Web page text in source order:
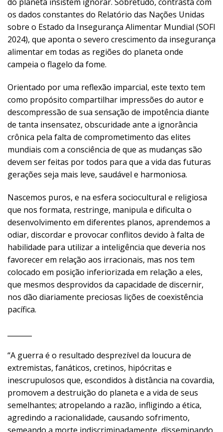
do planeta insistem ignorar. Sobretudo, contrasta com
os dados constantes do Relatório das Nações Unidas
sobre o Estado da Insegurança Alimentar Mundial (SOFI
2024), que aponta o severo crescimento da insegurança
alimentar em todas as regiões do planeta onde
campeia o flagelo da fome.
Orientado por uma reflexão imparcial, este texto tem
como propósito compartilhar impressões do autor e
descompressão de sua sensação de impotência diante
de tanta insensatez, obscuridade ante a ignorância
crônica pela falta de comprometimento das elites
mundiais com a consciência de que as mudanças são
devem ser feitas por todos para que a vida das futuras
gerações seja mais leve, saudável e harmoniosa.
Nascemos puros, e na esfera sociocultural e religiosa
que nos formata, restringe, manipula e dificulta o
desenvolvimento em diferentes planos, aprendemos a
odiar, discordar e provocar conflitos devido à falta de
habilidade para utilizar a inteligência que deveria nos
favorecer em relação aos irracionais, mas nos tem
colocado em posição inferiorizada em relação a eles,
que mesmos desprovidos da capacidade de discernir,
nos dão diariamente preciosas lições de coexistência
pacífica.
“A guerra é o resultado desprezível da loucura de
extremistas, fanáticos, cretinos, hipócritas e
inescrupulosos que, escondidos à distância na covardia,
promovem a destruição do planeta e a vida de seus
semelhantes; atropelando a razão, infligindo a ética,
agredindo a racionalidade, causando sofrimento,